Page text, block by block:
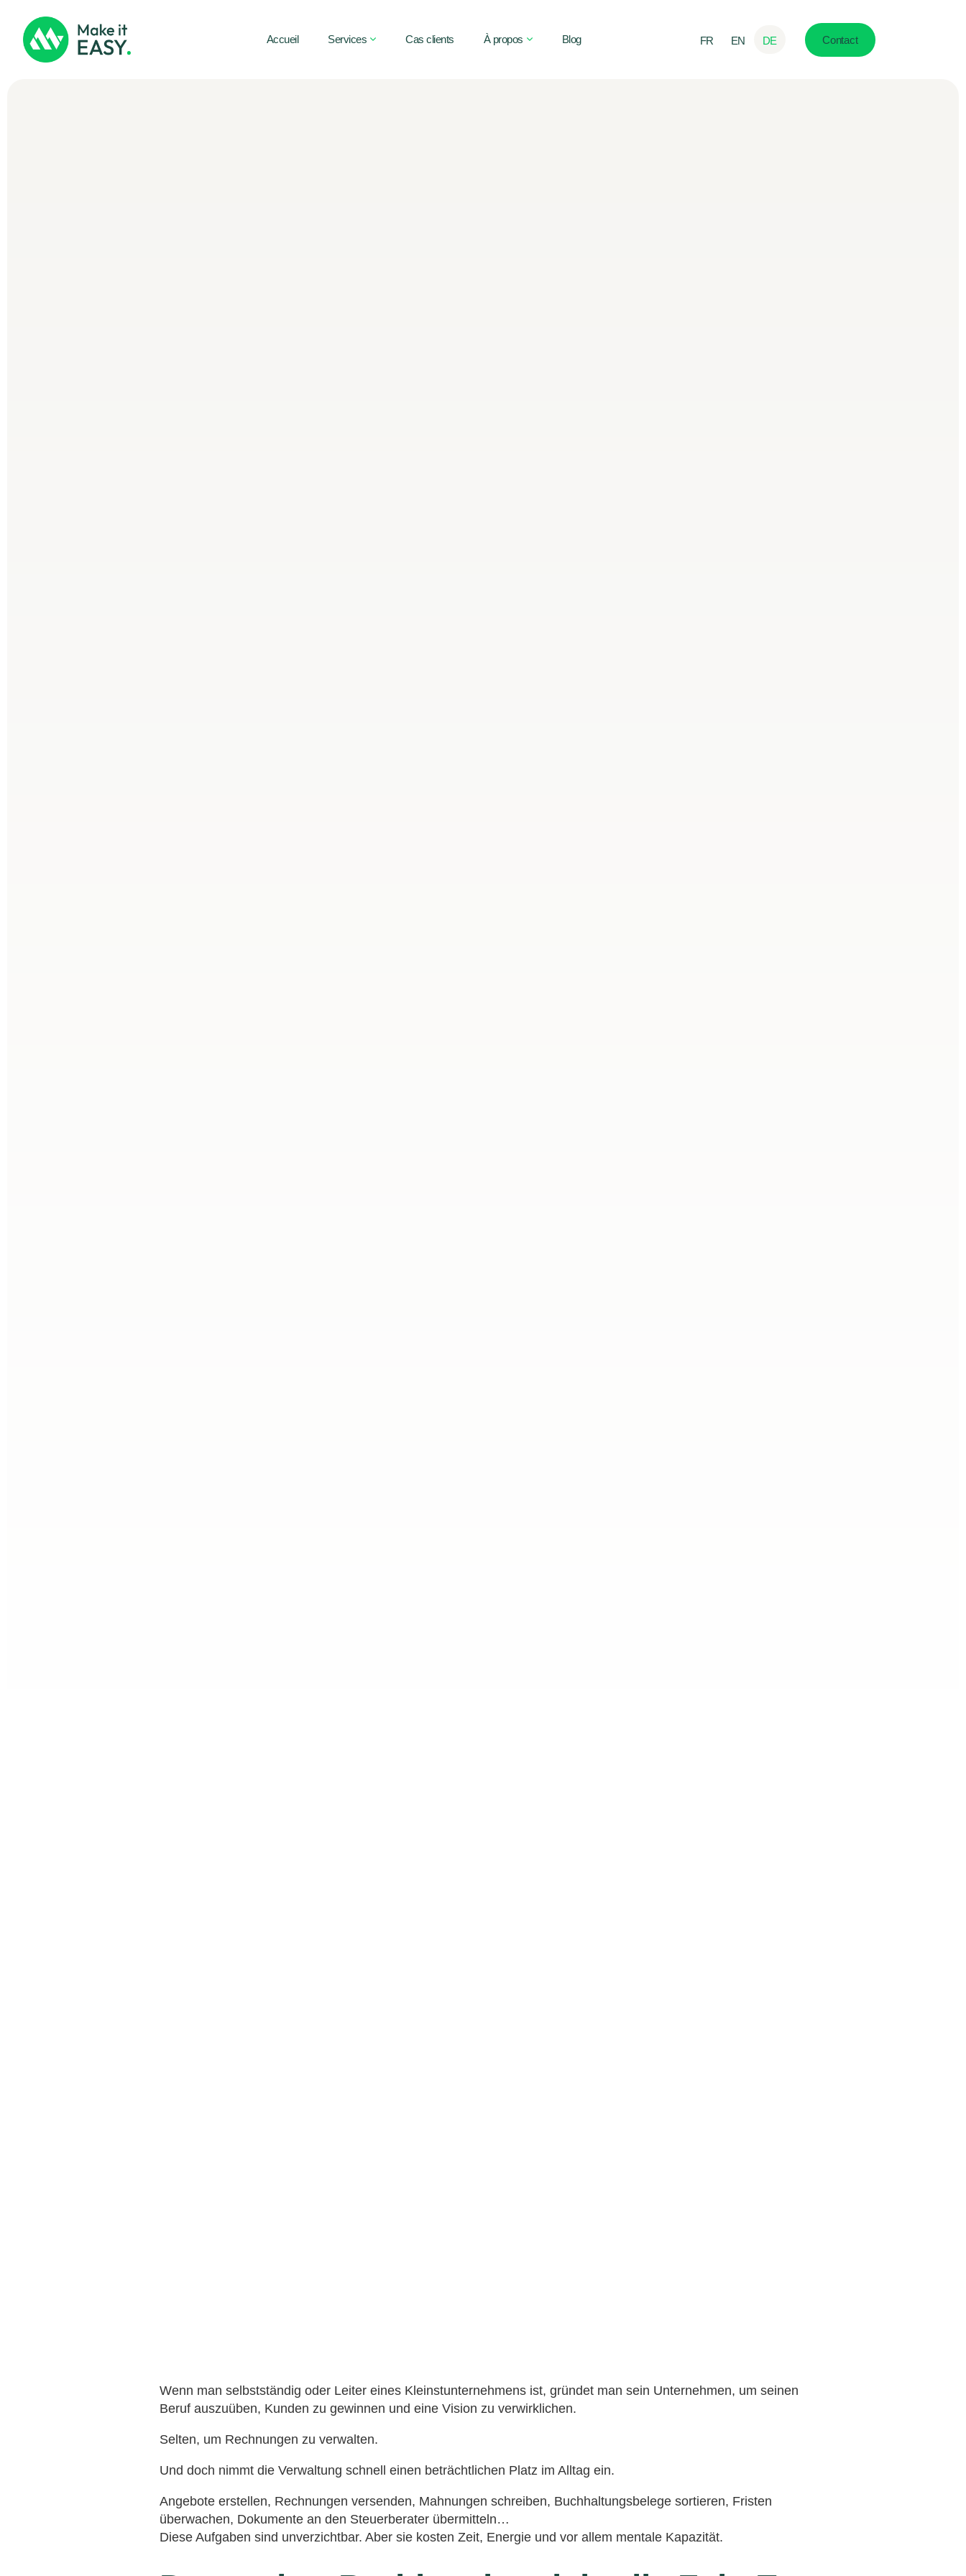
Accueil Services Cas clients À propos Blog FR EN DE Contact
Wenn man selbstständig oder Leiter eines Kleinstunternehmens ist, gründet man sein Unternehmen, um seinen
Beruf auszuüben, Kunden zu gewinnen und eine Vision zu verwirklichen.
Selten, um Rechnungen zu verwalten.
Und doch nimmt die Verwaltung schnell einen beträchtlichen Platz im Alltag ein.
Angebote erstellen, Rechnungen versenden, Mahnungen schreiben, Buchhaltungsbelege sortieren, Fristen
überwachen, Dokumente an den Steuerberater übermitteln…
Diese Aufgaben sind unverzichtbar. Aber sie kosten Zeit, Energie und vor allem mentale Kapazität.